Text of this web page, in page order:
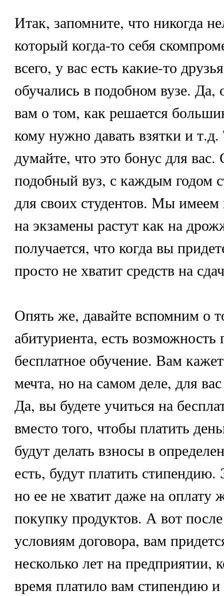
Итак, запомните, что никогда
который когда-то себя
всего, у вас есть какие-то
обучались в подобном вузе. Да,
вам о том, как решается
кому нужно давать взятки и т.д.
думайте, что это бонус для вас.
подобный вуз, с каждым годом
для своих студентов. Мы имеем
на экзамены растут как на
получается, что когда вы
просто не хватит средств на
Опять же, давайте вспомним о
абитуриента, есть возможность
бесплатное обучение. Вам
мечта, но на самом деле, для
Да, вы будете учиться на
вместо того, чтобы платить
будут делать взносы в
есть, будут платить
но ее не хватит даже на оплату
покупку продуктов. А вот
условиям договора, вам
несколько лет на предприятии,
время платило вам стипендию